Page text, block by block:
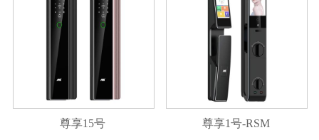
尊享15号 尊享1号-RSM